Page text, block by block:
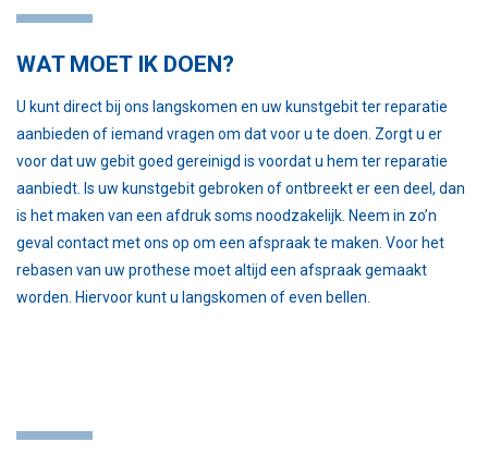
WAT MOET IK DOEN?
U kunt direct bij ons langskomen en uw kunstgebit ter reparatie
aanbieden of iemand vragen om dat voor u te doen. Zorgt u er
voor dat uw gebit goed gereinigd is voordat u hem ter reparatie
aanbiedt. Is uw kunstgebit gebroken of ontbreekt er een deel, dan
is het maken van een afdruk soms noodzakelijk. Neem in zo’n
geval contact met ons op om een afspraak te maken. Voor het
rebasen van uw prothese moet altijd een afspraak gemaakt
worden. Hiervoor kunt u langskomen of even bellen.